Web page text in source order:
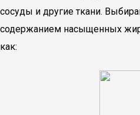
сосуды и другие ткани.
содержанием насыщенных
как: